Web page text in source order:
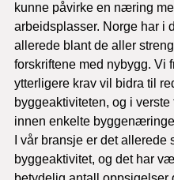
kunne påvirke en næring
arbeidsplasser. Norge har i
allerede blant de aller
forskriftene med nybygg. Vi
ytterligere krav vil bidra til
byggeaktiviteten, og i verste
innen enkelte
I vår bransje er det
byggeaktivitet, og det har